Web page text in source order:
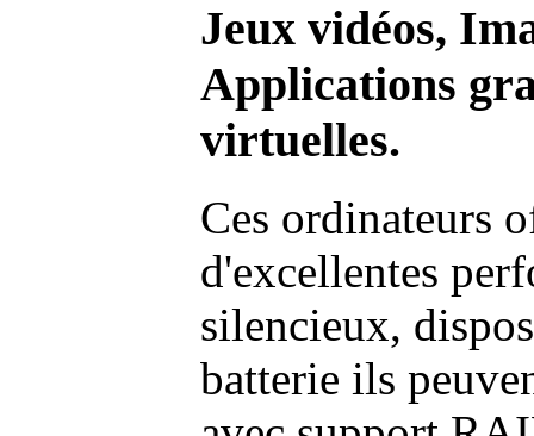
Jeux vidéos,
Applications
virtuelles.
Ces ordinateurs
d'excellentes
silencieux,
batterie ils